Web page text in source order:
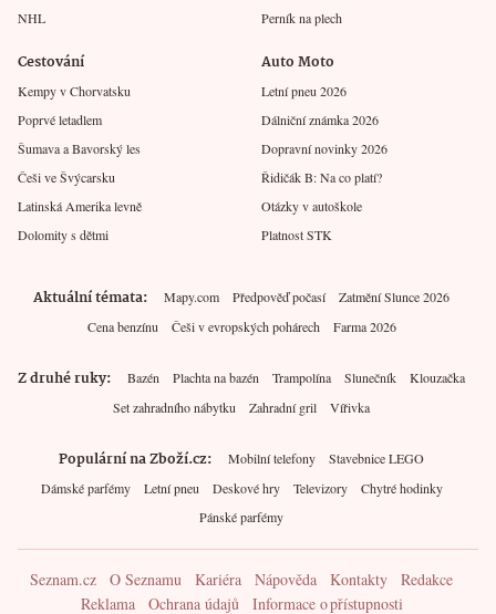
NHL
Perník na plech
Cestování
Kempy v Chorvatsku
Poprvé letadlem
Šumava a Bavorský les
Češi ve Švýcarsku
Latinská Amerika levně
Dolomity s dětmi
Auto Moto
Letní pneu 2026
Dálniční známka 2026
Dopravní novinky 2026
Řidičák B: Na co platí?
Otázky v autoškole
Platnost STK
Aktuální témata Mapy.com Předpověď počasí
Zatmění Slunce 2026
Cena benzínu
Češi v evropských pohárech Farma 2026
Z druhé ruky Bazén Plachta na bazén Trampolína Slunečník
Klouzačka
Set zahradního nábytku
Zahradní gril Vířivka
Populární na Zboží.cz Mobilní telefony
Stavebnice LEGO
Dámské parfémy
Letní pneu Deskové hry Televizory
Chytré hodinky
Pánské parfémy
Seznam.cz O Seznamu Kariéra Nápověda Kontakty
Redakce
Reklama
Ochrana údajů Informace o přístupnosti